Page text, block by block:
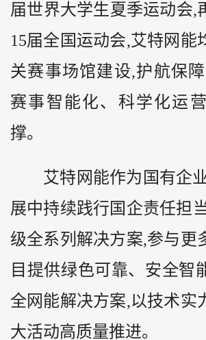
届世界大学生夏季运动会,
15届全国运动会,艾特网能
关赛事场馆建设,护航保
赛事智能化、科学化运
撑。
艾特网能作为国有企
展中持续践行国企责任担
级全系列解决方案,参与更
目提供绿色可靠、安全智
全网能解决方案,以技术实
大活动高质量推进。